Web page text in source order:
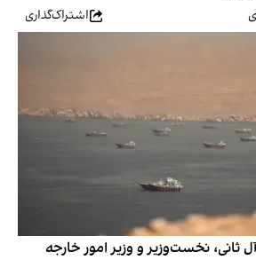
اشتراک‌گذاری
ثانی، نخست‌وزیر و وزیر امور خارجه